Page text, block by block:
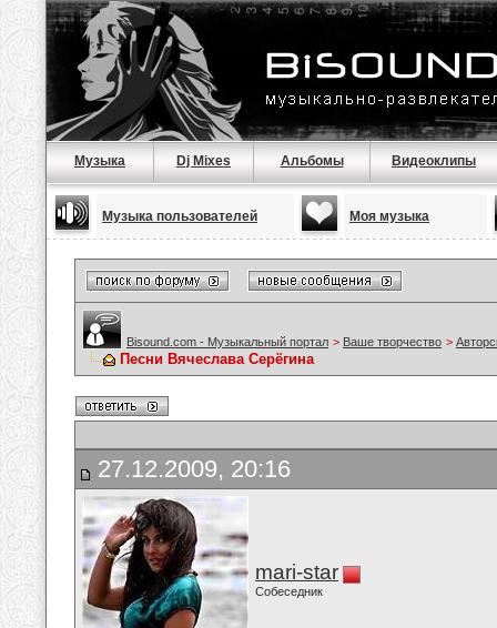
Музыка Dj Mixes Альбомы Видеоклипы
Музыка пользователей Моя музыка
Bisound.com - Музыкальный портал > Ваше творчество >
Песни Вячеслава Серёгина
27.12.2009, 20:16
mari-star
Собеседник